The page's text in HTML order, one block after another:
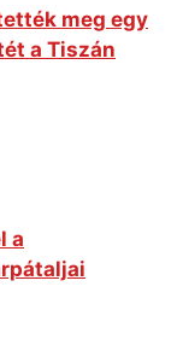
meg egy
a Tiszán
a